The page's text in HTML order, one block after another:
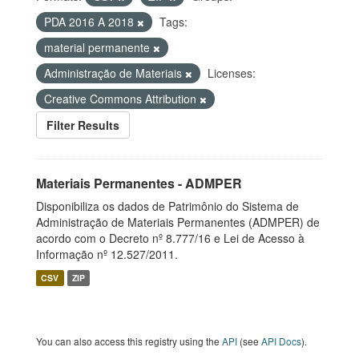
PDA 2016 A 2018
Tags:
material permanente
Administração de Materiais
Licenses:
Creative Commons Attribution
Filter Results
Materiais Permanentes - ADMPER
Disponibiliza os dados de Patrimônio do Sistema de
Administração de Materiais Permanentes (ADMPER) de
acordo com o Decreto nº 8.777/16 e Lei de Acesso à
Informação nº 12.527/2011.
CSV ZIP
You can also access this registry using the API (see API Docs).